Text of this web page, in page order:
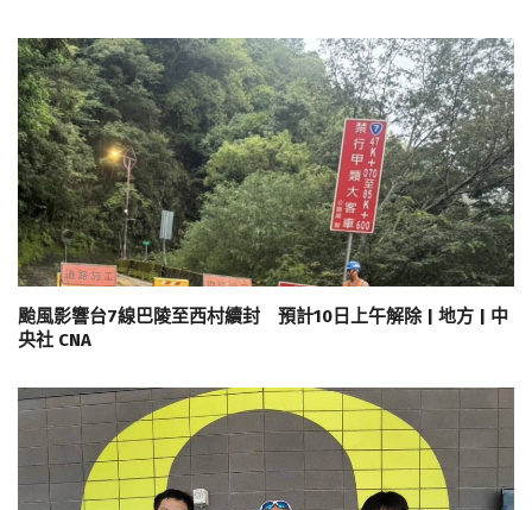
颱風影響台7線巴陵至西村續封 預計10日上午解除 | 地方 | 中
央社 CNA